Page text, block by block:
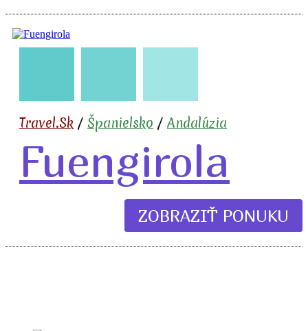
🇪🇸
Travel.Sk / Španielsko / Andalúzia
Fuengirola
ZOBRAZIŤ PONUKU